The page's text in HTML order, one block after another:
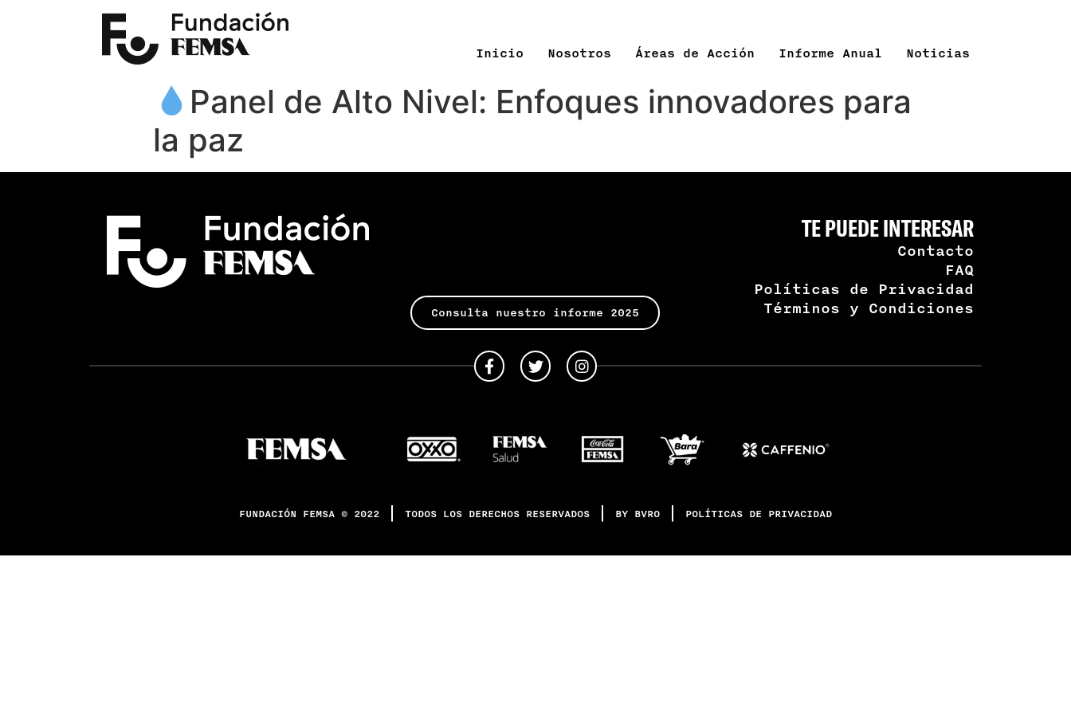
Inicio Nosotros Áreas de Acción Informe Anual Noticias
Panel de Alto Nivel: Enfoques innovadores para
la paz
Consulta nuestro informe 2025
TE PUEDE INTERESAR
Contacto
FAQ
Políticas de Privacidad
Términos y Condiciones
FUNDACIÓN FEMSA © 2022 TODOS LOS DERECHOS RESERVADOS BY BVRO POLÍTICAS DE PRIVACIDAD